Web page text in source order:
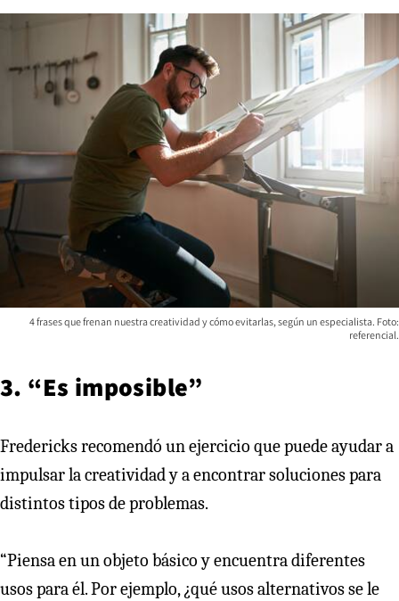
4 frases que frenan nuestra creatividad y cómo evitarlas, según un especialista. Foto:
referencial.
3. “Es imposible”
Fredericks recomendó un ejercicio que puede ayudar a
impulsar la creatividad y a encontrar soluciones para
distintos tipos de problemas.
“Piensa en un objeto básico y encuentra diferentes
usos para él. Por ejemplo, ¿qué usos alternativos se le